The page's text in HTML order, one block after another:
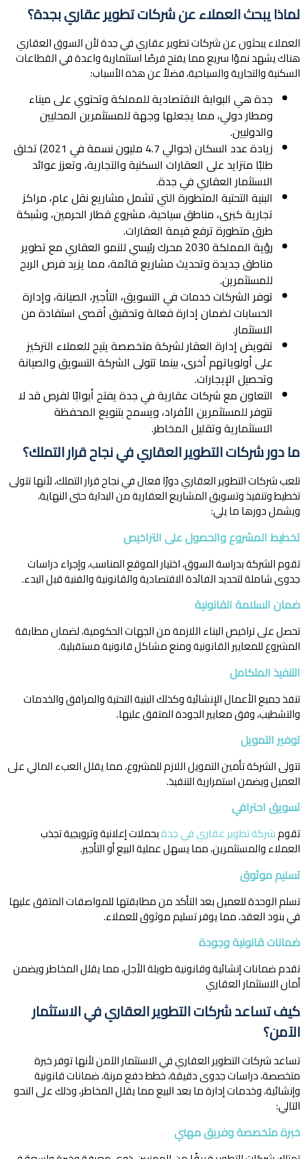
لماذا يبحث العملاء عن شركات تطوير عقاري بجدة؟
العملاء يبحثون عن شركات تطوير عقاري في جدة لأن السوق العقاري
هناك يشهد نموًا سريع مما يفتح فرصًا استثمارية واعدة في القطاعات
السكنية والتجارية والسياحية، فضلاً عن هذه الأسباب:
جدة هي البوابة الاقتصادية للمملكة وتحتوي على ميناء
ومطار دولي، مما يجعلها وجهة للمستثمرين المحليين
والدوليين.
زيادة عدد السكان (حوالي 4.7 مليون نسمة في 2021) تخلق
طلبًا متزايد على العقارات السكنية والتجارية، وتعزز عوائد
الاستثمار العقاري في جدة.
البنية التحتية المتطورة التي تشمل مشاريع نقل عام، مراكز
تجارية كبرى، مناطق سياحية، مشروع قطار الحرمين، وشبكة
طرق متطورة ترفع قيمة العقارات.
رؤية المملكة 2030 محرك رئيسي للنمو العقاري مع تطوير
مناطق جديدة وتحديث مشاريع قائمة، مما يزيد فرص الربح
للمستثمرين.
توفر الشركات خدمات في التسويق، التأجير، الصيانة، وإدارة
الحسابات لضمان إدارة فعالة وتحقيق أقصى استفادة من
الاستثمار.
تفويض إدارة العقار لشركة متخصصة يتيح للعملاء التركيز
على أولوياتهم أخرى، بينما تتولى الشركة التسويق والصيانة
وتحصيل الإيجارات.
التعاون مع شركات عقارية في جدة يفتح أبوابًا لفرص قد لا
تتوفر للمستثمرين الأفراد، ويسمح بتنويع المحفظة
الاستثمارية وتقليل المخاطر.
ما دور شركات التطوير العقاري في نجاح قرار التملك؟
تلعب شركات التطوير العقاري دورًا فعال في نجاح قرار التملك، لأنها تتولى
تخطيط وتنفيذ وتسويق المشاريع العقارية من البداية حتى النهاية،
ويشمل دورها ما يلي:
تخطيط المشروع والحصول على التراخيص
تقوم الشركة بدراسة السوق، اختيار الموقع المناسب، وإجراء دراسات
جدوى شاملة لتحديد الفائدة الاقتصادية والقانونية والفنية قبل البدء.
ضمان السلامة القانونية
تحصل على تراخيص البناء اللازمة من الجهات الحكومية، لضمان مطابقة
المشروع للمعايير القانونية ومنع مشاكل قانونية مستقبلية.
التنفيذ المتكامل
تنفذ جميع الأعمال الإنشائية وكذلك البنية التحتية والمرافق والخدمات
والتشطيب، وفق معايير الجودة المتفق عليها.
توفير التمويل
تتولى الشركة تأمين التمويل اللازم للمشروع، مما يقلل العبء المالي على
العميل ويضمن استمرارية التنفيذ.
تسويق احترافي
تقومشركة تطوير عقاري في جدةبحملات إعلانية وترويجية تجذب
العملاء والمستثمرين، مما يسهل عملية البيع أو التأجير.
تسليم موثوق
تسلم الوحدة للعميل بعد التأكد من مطابقتها للمواصفات المتفق عليها
في بنود العقد، مما يوفر تسليم موثوق للعملاء.
ضمانات قانونية وجودة
تقدم ضمانات إنشائية وقانونية طويلة الأجل، مما يقلل المخاطر ويضمن
أمان الاستثمار العقاري
كيف تساعد شركات التطوير العقاري في الاستثمار
الآمن؟
تساعد شركات التطوير العقاري في الاستثمار الآمن لأنها توفر خبرة
متخصصة، دراسات جدوى دقيقة، خطط دفع مرنة، ضمانات قانونية
وإنشائية، وخدمات إدارة ما بعد البيع مما يقلل المخاطر، وذلك على النحو
التالي:
خبرة متخصصة وفريق مهني